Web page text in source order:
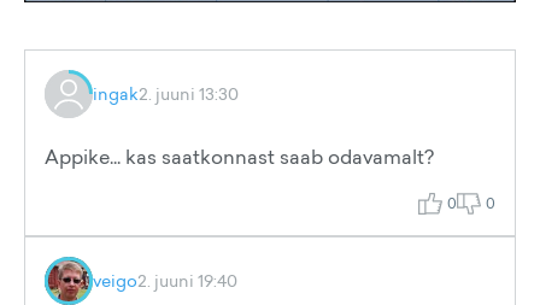
ingak2. juuni 13:30
Appike... kas saatkonnast saab odavamalt?
0 0
veigo2. juuni 19:40